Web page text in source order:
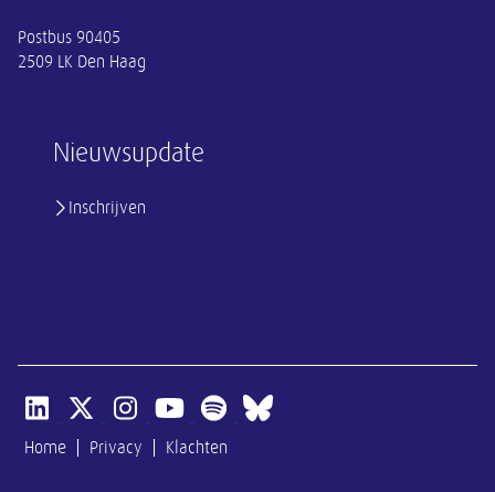
Nieuwsupdate
Inschrijven
Postbus 90405
2509 LK Den Haag
Open linkedin van SER
Open x-twitter van SER
Open instagram van SER
Open youtube van SER
Open spotify van SER
Open bluesky van SER
Home Privacy Klachten